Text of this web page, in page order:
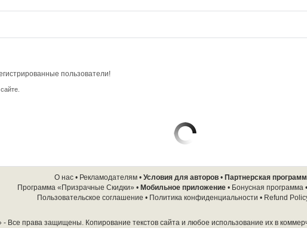
пользователи!
О нас • Рекламодателям • Условия для авторов • Партнерская
Программа «Призрачные Скидки» • Мобильное приложение • Бонусная программа •
Пользовательское соглашение • Политика конфиденциальности • Refund
- Все права защищены. Копирование текстов сайта и любое использование их в